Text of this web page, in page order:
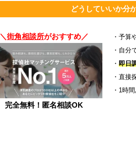
どうしていいか分
＼ 街角相談所がおすすめ／
完全無料！匿名相談OK
・予算
・自分
・ 即日
・直接
・1時